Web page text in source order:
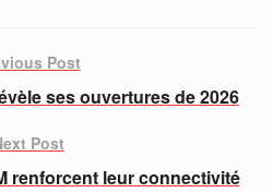
Post
ses ouvertures de 2026
Post
renforcent leur connectivité